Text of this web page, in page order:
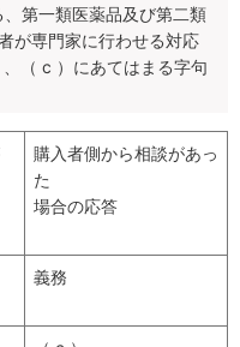
第一類医薬品及び第二類
が専門家に行わせる対応
（ c ）にあてはまる字句
購入者側から相談があっ
た
場合の応答
義務